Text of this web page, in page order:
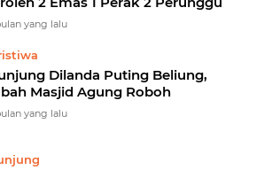
yang lalu
Dilanda Puting Beliung,
Masjid Agung Roboh
yang lalu